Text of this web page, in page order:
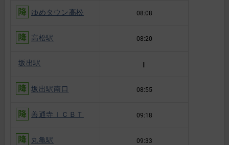
ゆめタウン高松
高松駅
坂出駅
坂出駅南口
善通寺ＩＣＢＴ
丸亀駅
08:08
08:20
||
08:55
09:18
09:33